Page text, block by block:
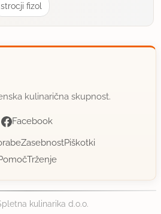
strocji fizol
kulinarična skupnost.
Facebook
ZasebnostPiškotki
Trženje
kulinarika d.o.o.